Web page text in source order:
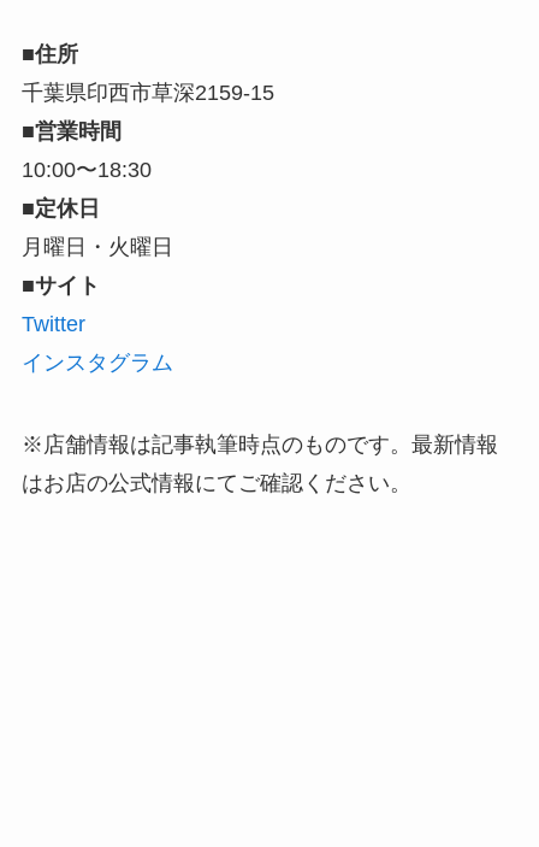
■住所
千葉県印西市草深2159-15
■営業時間
10:00〜18:30
■定休日
月曜日・火曜日
■サイト
Twitter
インスタグラム
※店舗情報は記事執筆時点のものです。最新情報
はお店の公式情報にてご確認ください。